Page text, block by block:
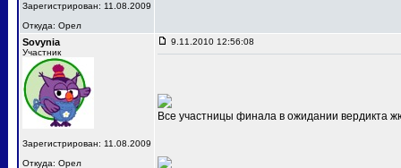
Зарегистрирован: 11.08.2009
Откуда: Орел
Sovynia
Участник
Зарегистрирован: 11.08.2009
Откуда: Орел
9.11.2010 12:56:08
Все участницы финала в ожидании вердикта